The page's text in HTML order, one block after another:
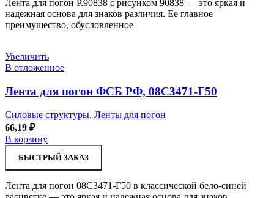
Лента для погон Р.90838 с рисунком 90838 — это яркая и
надежная основа для знаков различия. Ее главное
преимущество, обусловленное
Увеличить
В отложенное
Лента для погон ФСБ РФ, 08С3471-Г50
Силовые структуры, Ленты для погон
66,19 ₽
В корзину
БЫСТРЫЙ ЗАКАЗ
Лента для погон 08С3471-Г50 в классической бело-синей